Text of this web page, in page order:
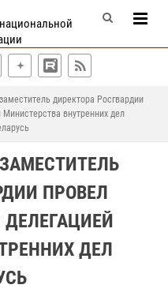
директора Росгвардии
внутренних дел
ПРОВЕЛ
ДЕЛ